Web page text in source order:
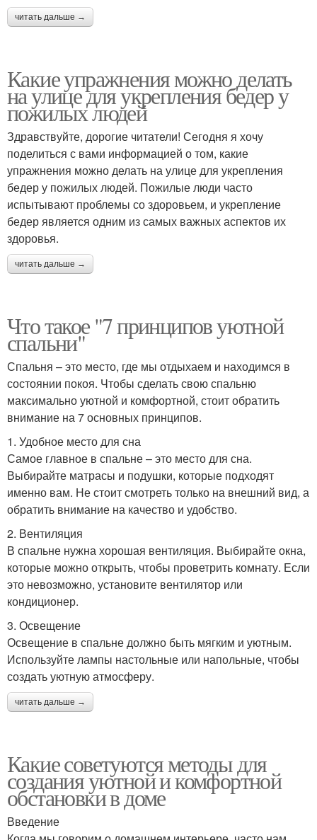
читать дальше →
Какие упражнения можно делать
на улице для укрепления бедер у
пожилых людей
Здравствуйте, дорогие читатели! Сегодня я хочу
поделиться с вами информацией о том, какие
упражнения можно делать на улице для укрепления
бедер у пожилых людей. Пожилые люди часто
испытывают проблемы со здоровьем, и укрепление
бедер является одним из самых важных аспектов их
здоровья.
читать дальше →
Что такое "7 принципов уютной
спальни"
Спальня – это место, где мы отдыхаем и находимся в
состоянии покоя. Чтобы сделать свою спальню
максимально уютной и комфортной, стоит обратить
внимание на 7 основных принципов.
1. Удобное место для сна
Самое главное в спальне – это место для сна.
Выбирайте матрасы и подушки, которые подходят
именно вам. Не стоит смотреть только на внешний вид, а
обратить внимание на качество и удобство.
2. Вентиляция
В спальне нужна хорошая вентиляция. Выбирайте окна,
которые можно открыть, чтобы проветрить комнату. Если
это невозможно, установите вентилятор или
кондиционер.
3. Освещение
Освещение в спальне должно быть мягким и уютным.
Используйте лампы настольные или напольные, чтобы
создать уютную атмосферу.
читать дальше →
Какие советуются методы для
создания уютной и комфортной
обстановки в доме
Введение